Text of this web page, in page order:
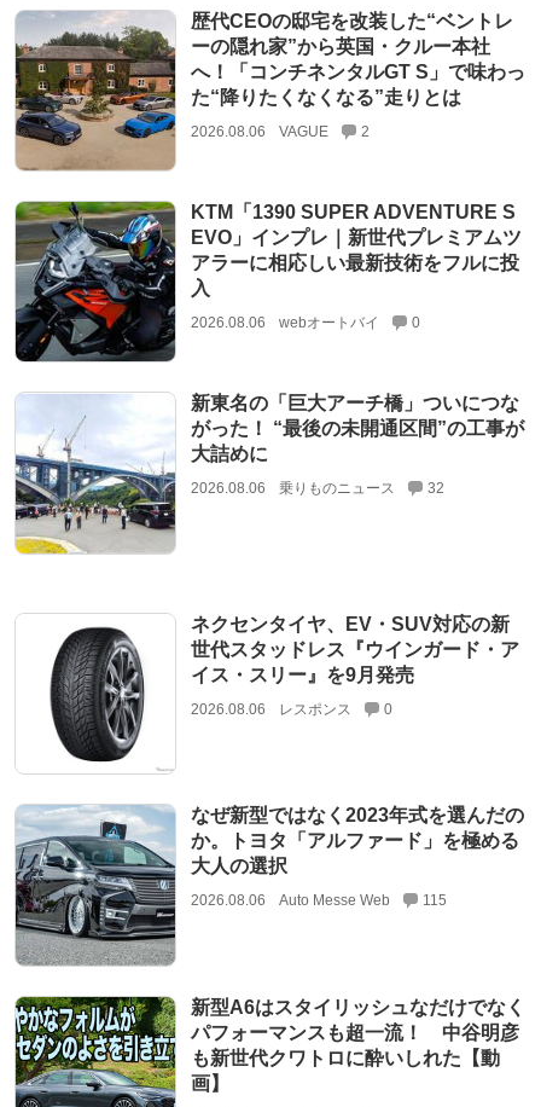
歴代CEOの邸宅を改装した“ベントレ
ーの隠れ家”から英国・クルー本社
へ！「コンチネンタルGT S」で味わっ
た“降りたくなくなる”走りとは
2026.08.06 VAGUE 2
KTM「1390 SUPER ADVENTURE S
EVO」インプレ｜新世代プレミアムツ
アラーに相応しい最新技術をフルに投
入
2026.08.06 webオートバイ 0
新東名の「巨大アーチ橋」ついにつな
がった！ “最後の未開通区間”の工事が
大詰めに
2026.08.06 乗りものニュース 32
ネクセンタイヤ、EV・SUV対応の新
世代スタッドレス『ウインガード・ア
イス・スリー』を9月発売
2026.08.06 レスポンス 0
なぜ新型ではなく2023年式を選んだの
か。トヨタ「アルファード」を極める
大人の選択
2026.08.06 Auto Messe Web 115
新型A6はスタイリッシュなだけでなく
パフォーマンスも超一流！ 中谷明彦
も新世代クワトロに酔いしれた【動
画】